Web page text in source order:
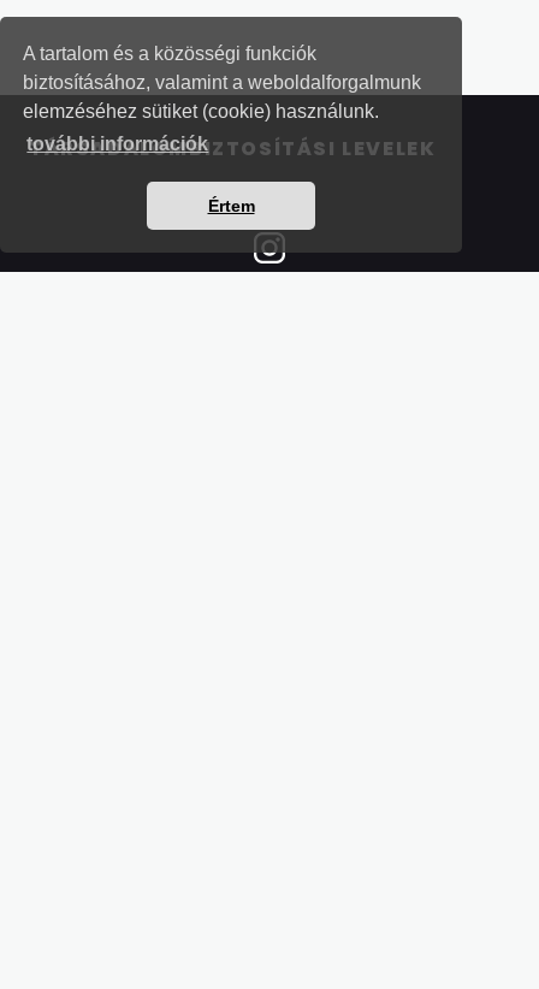
A tartalom és a közösségi funkciók
biztosításához, valamint a weboldalforgalmunk
elemzéséhez sütiket (cookie) használunk.
további információk
Értem
TÁRSADALOMBIZTOSÍTÁSI LEVELEK